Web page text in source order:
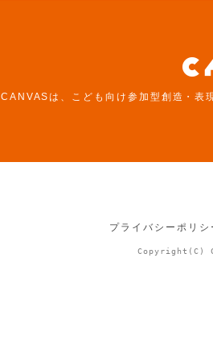
CANVASは、こども向け参加型創造・表
プライバシーポリ
Copyright(C)